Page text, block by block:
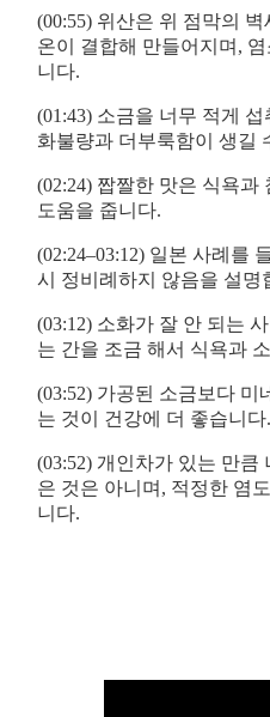
(00:55) 위산은 위 점막의
온이 결합해 만들어지며,
니다.
(01:43) 소금을 너무 적게
화불량과 더부룩함이 생길
(02:24) 짭짤한 맛은 식욕과
도움을 줍니다.
(02:24–03:12) 일본 사례를
시 정비례하지 않음을 설명
(03:12) 소화가 잘 안 되는
는 간을 조금 해서 식욕과
(03:52) 가공된 소금보다
는 것이 건강에 더 좋습니다.
(03:52) 개인차가 있는 만큼
은 것은 아니며, 적정한 염
니다.